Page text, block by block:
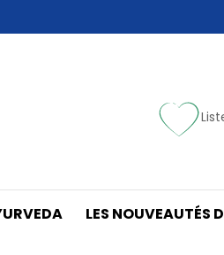
LES NOUVEAUTÉS